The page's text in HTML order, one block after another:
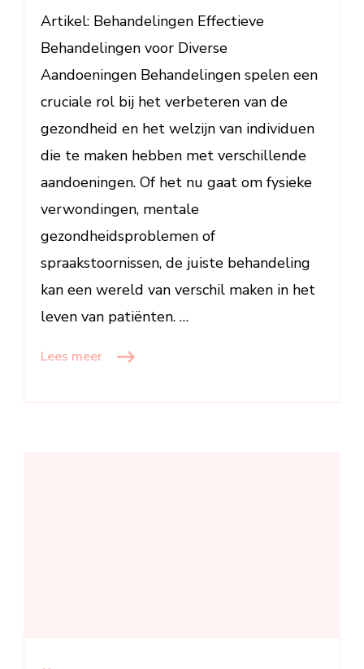
Artikel: Behandelingen Effectieve
Behandelingen voor Diverse
Aandoeningen Behandelingen spelen een
cruciale rol bij het verbeteren van de
gezondheid en het welzijn van individuen
die te maken hebben met verschillende
aandoeningen. Of het nu gaat om fysieke
verwondingen, mentale
gezondheidsproblemen of
spraakstoornissen, de juiste behandeling
kan een wereld van verschil maken in het
leven van patiënten. …
Lees meer